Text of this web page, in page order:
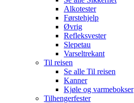
Alkotester
Førstehjelp
Øvrig
Refleksvester
Slepetau
Varseltrekant
Til reisen
Se alle Til reisen
Kanner
Kjøle og varmebokser
Tilhengerfester